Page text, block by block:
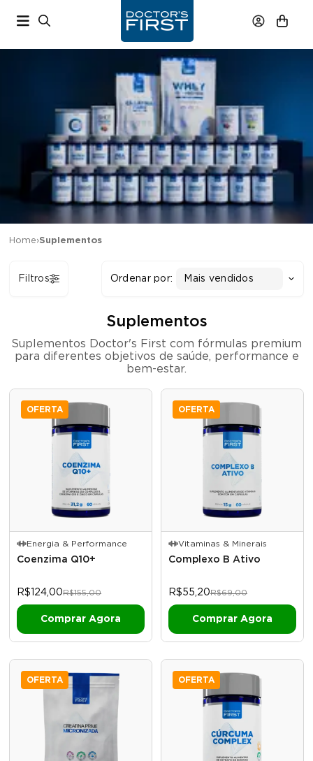
Home›Suplementos
Ordenar por: Mais vendidos
Filtros
Suplementos
Suplementos Doctor's First com fórmulas premium
para diferentes objetivos de saúde, performance e
bem-estar.
OFERTA
Energia & Performance
Coenzima Q10+
R$124,00R$155,00
OFERTA
Vitaminas & Minerais
Complexo B Ativo
R$55,20R$69,00
OFERTA OFERTA